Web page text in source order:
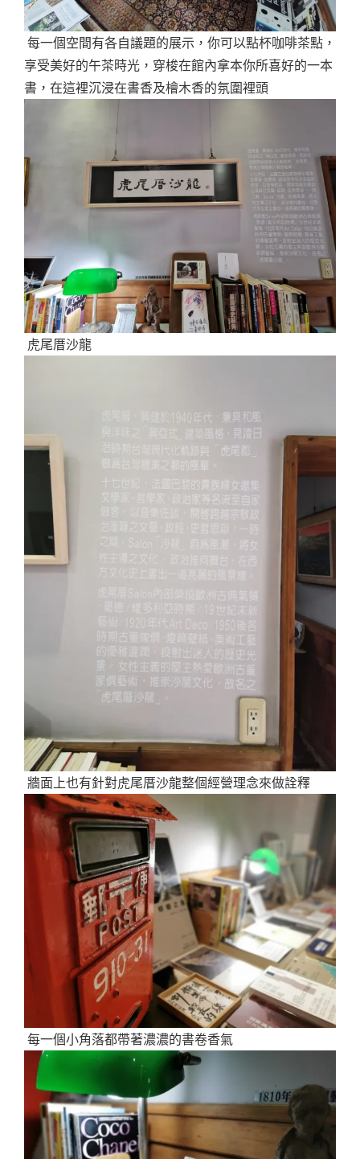
每一個空間有各自議題的展示，你可以點杯咖啡茶點，
享受美好的午茶時光，穿梭在館內拿本你所喜好的一本
書，在這裡沉浸在書香及檜木香的氛圍裡頭
虎尾厝沙龍
牆面上也有針對虎尾厝沙龍整個經營理念來做詮釋
每一個小角落都帶著濃濃的書卷香氣